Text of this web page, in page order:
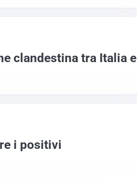
clandestina tra Italia e
i positivi